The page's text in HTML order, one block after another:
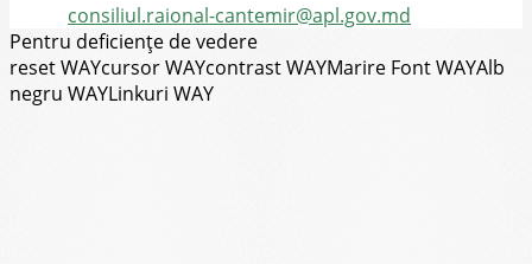
consiliul.raional-cantemir@apl.gov.md
Pentru deficiențe de vedere
reset WAYcursor WAYcontrast WAYMarire Font WAYAlb
negru WAYLinkuri WAY